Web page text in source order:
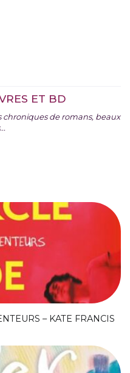
ET BD
chroniques de romans, beaux
– KATE FRANCIS